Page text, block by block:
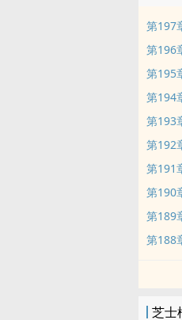
第197
第196
第195
第194
第193
第192
第191
第190
第189
第188
芝士